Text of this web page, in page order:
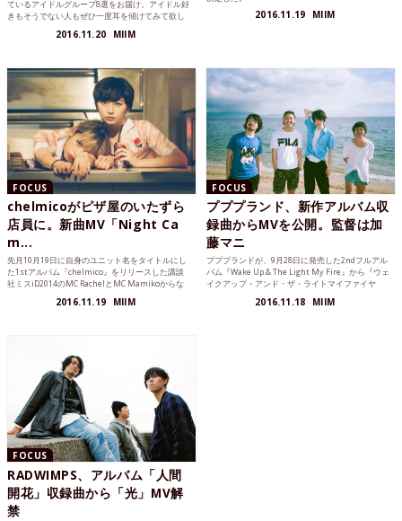
ているアイドルグループ8選をお届け。アイドル好
きもそうでない人もぜひ一度耳を傾けてみて欲し
2016.11.20 MIIM
2016.11.19 MIIM
FOCUS
chelmicoがピザ屋のいたずら
店員に。新曲MV「Night Ca
m...
先月10月19日に自身のユニット名をタイトルにし
た1stアルバム『chelmico』をリリースした講談
社ミスiD2014のMC RachelとMC Mamikoからな
彼女たちが、今回のアルバムの中でも一番自分た
2016.11.19 MIIM
FOCUS
プププランド、新作アルバム収
録曲からMVを公開。監督は加
藤マニ
プププランドが、9月28日に発売した2ndフルアル
バム『Wake Up & The Light My Fire』から『ウェ
イクアップ・アンド・ザ・ライトマイファイヤ
2016.11.18 MIIM
FOCUS
RADWIMPS、アルバム「人間
開花」収録曲から「光」MV解
禁